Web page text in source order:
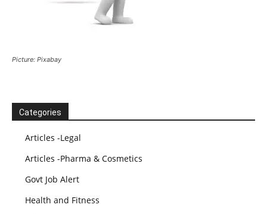
Picture: Pixabay
Categories
Articles -Legal
Articles -Pharma & Cosmetics
Govt Job Alert
Health and Fitness